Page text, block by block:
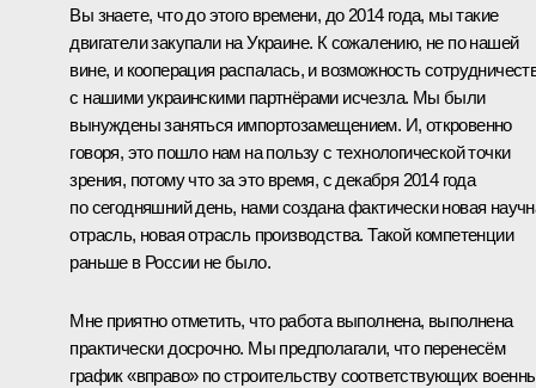
Вы знаете, что до этого времени, до 2014 года, мы такие
двигатели закупали на Украине. К сожалению, не по нашей
вине, и кооперация распалась, и возможность
с нашими украинскими партнёрами исчезла. Мы были
вынуждены заняться импортозамещением. И, откровенно
говоря, это пошло нам на пользу с технологической точки
зрения, потому что за это время, с декабря 2014 года
по сегодняшний день, нами создана фактически новая
отрасль, новая отрасль производства. Такой компетенции
раньше в России не было.
Мне приятно отметить, что работа выполнена, выполнена
практически досрочно. Мы предполагали, что перенесём
график «вправо» по строительству соответствующих